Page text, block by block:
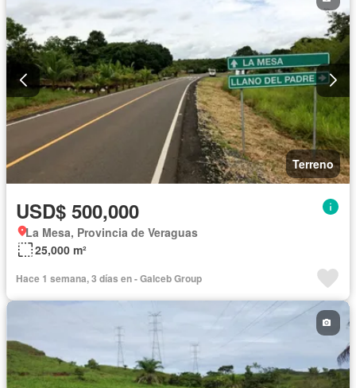
Terreno
USD$ 500,000
La Mesa, Provincia de Veraguas
25,000 m²
Hace 1 semana, 3 días en - Galceb Group